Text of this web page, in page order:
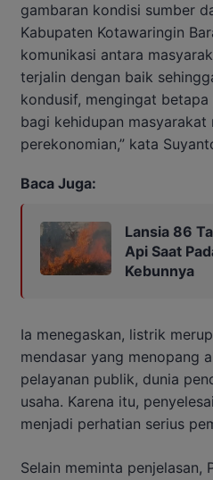
gambaran kondisi sumber
Kabupaten Kotawaringin
komunikasi antara
terjalin dengan baik
kondusif, mengingat
bagi kehidupan masyarakat
perekonomian,” kata
Baca Juga:
Lansia 86
Api Saat
Kebunnya
Ia menegaskan, listrik
mendasar yang menopang
pelayanan publik, dunia
usaha. Karena itu,
menjadi perhatian serius
Selain meminta penjelasan,